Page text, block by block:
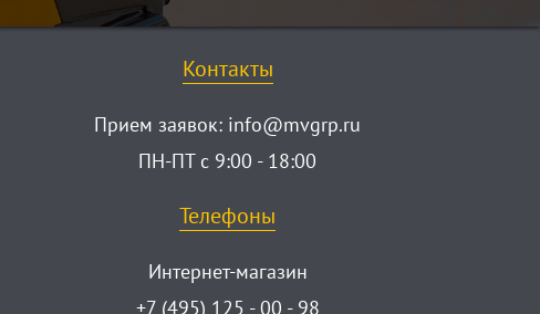
Контакты
Прием заявок: info@mvgrp.ru
ПН-ПТ с 9:00 - 18:00
Телефоны
Интернет-магазин
+7 (495) 125 - 00 - 98